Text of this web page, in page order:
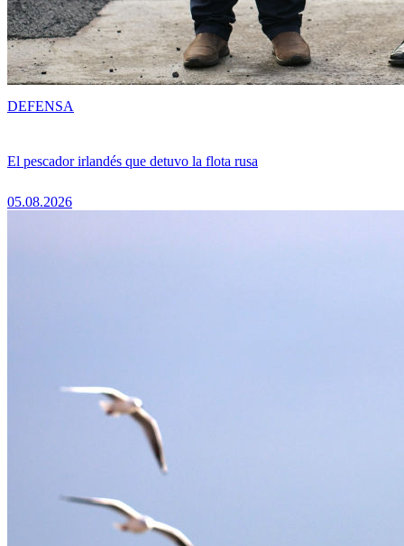
El pescador irlandés que detuvo la flota rusa
05.08.2026
DEFENSA